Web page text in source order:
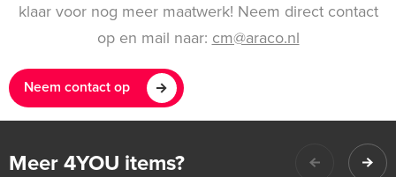
klaar voor nog meer maatwerk! Neem direct contact
op en mail naar: cm@araco.nl
Neem contact op
Meer 4YOU items?